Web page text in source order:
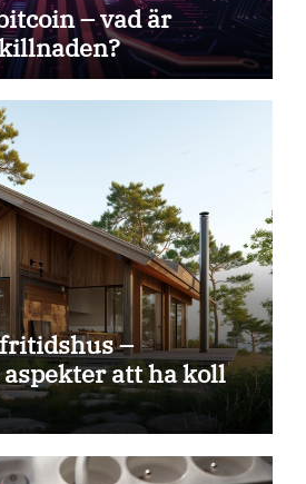
– vad är
–
att ha koll